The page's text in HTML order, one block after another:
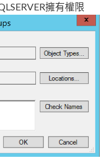
擁有權限